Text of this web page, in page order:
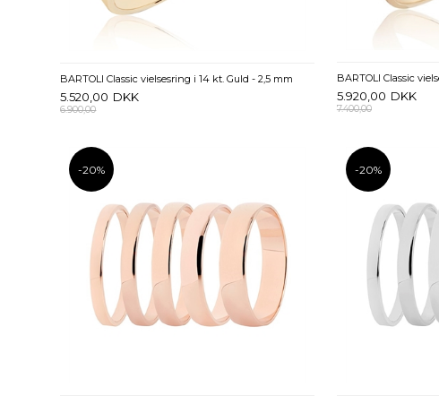
BARTOLI Classic vielsesring i 14 kt. Guld - 2,5 mm
5.520,00 DKK
6.900,00
BARTOLI Classic
5.920,00 DKK
7.400,00
-20% -20%